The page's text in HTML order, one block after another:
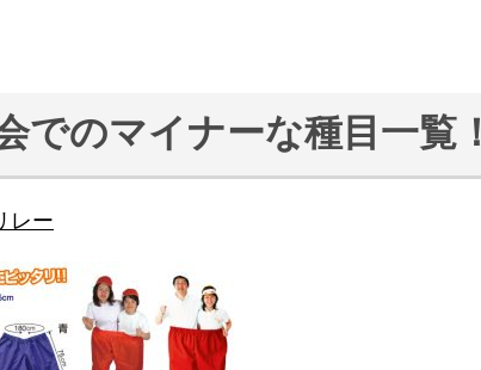
でのマイナーな種目一覧！
レー